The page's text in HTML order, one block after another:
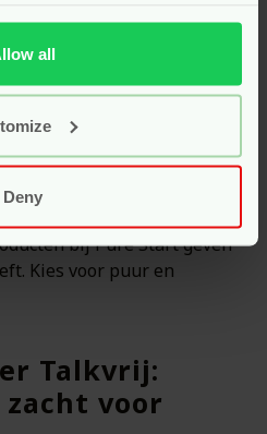
all
Deny
Vera Cooling Gel van Chi
Ook bij een rode of
bij Pure Start zijn
hun kwaliteit. Met Chi
zonder poespas.
bij Pure Start geven
Kies voor puur en
Talkvrij:
voor